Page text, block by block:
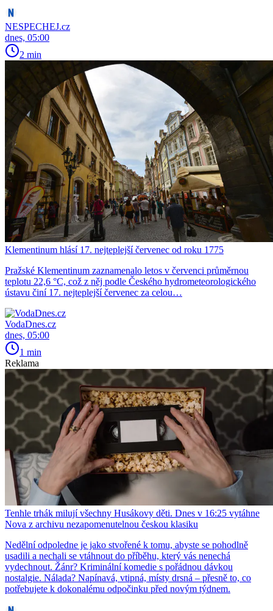
NESPECHEJ.cz
dnes, 05:00
2 min
Klementinum hlásí 17. nejteplejší červenec od roku 1775
Pražské Klementinum zaznamenalo letos v červenci průměrnou
teplotu 22,6 °C, což z něj podle Českého hydrometeorologického
ústavu činí 17. nejteplejší červenec za celou…
VodaDnes.cz
dnes, 05:00
1 min
Reklama
Tenhle trhák milují všechny Husákovy děti. Dnes v 16:25 vytáhne
Nova z archivu nezapomenutelnou českou klasiku
Nedělní odpoledne je jako stvořené k tomu, abyste se pohodlně
usadili a nechali se vtáhnout do příběhu, který vás nenechá
vydechnout. Žánr? Kriminální komedie s pořádnou dávkou
nostalgie. Nálada? Napínavá, vtipná, místy drsná – přesně to, co
potřebujete k dokonalému odpočinku před novým týdnem.